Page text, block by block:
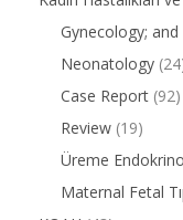
Gynecology;
Neonatology
Case Report (92)
Review (19)
Üreme
Maternal Fetal